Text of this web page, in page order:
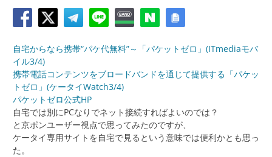
自宅からなら携帯“パケ代無料”～「パケットゼロ」(ITmediaモバ
イル3/4)
携帯電話コンテンツをブロードバンドを通じて提供する「パケッ
トゼロ」(ケータイWatch3/4)
パケットゼロ公式HP
自宅では別にPCなりでネット接続すればよいのでは？
と京ポンユーザー視点で思ってみたのですが、
ケータイ専用サイトを自宅で見るという意味では便利かとも思っ
た。